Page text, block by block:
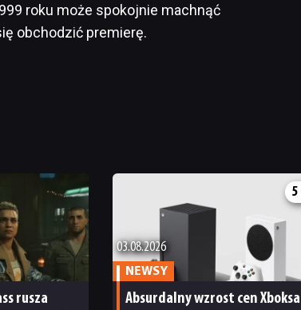
roku może spokojnie machnąć
obchodzić premierę.
rusza
5
03.08.2026
NEWSY
Absurdalny wzrost cen